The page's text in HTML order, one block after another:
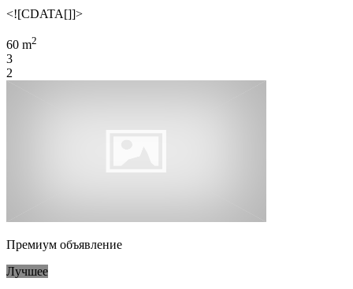
<![CDATA[]]>
60 m2
3
2
Премиум объявление
Лучшее